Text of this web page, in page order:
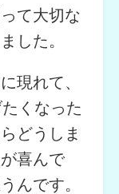
て大切な
した。
現れて、
くなった
どうしま
喜んで
んです。